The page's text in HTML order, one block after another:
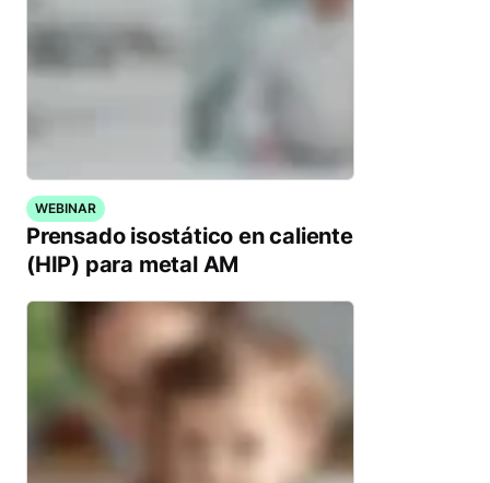
WEBINAR
Prensado isostático en caliente
(HIP) para metal AM